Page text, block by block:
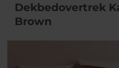
Dekbedovertrek
Brown